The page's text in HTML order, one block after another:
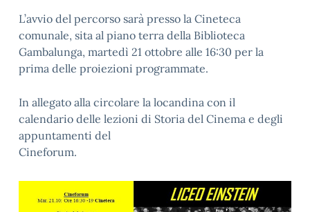
L’avvio del percorso sarà presso la Cineteca
comunale, sita al piano terra della Biblioteca
Gambalunga, martedì 21 ottobre alle 16:30 per la
prima delle proiezioni programmate.
In allegato alla circolare la locandina con il
calendario delle lezioni di Storia del Cinema e degli
appuntamenti del
Cineforum.